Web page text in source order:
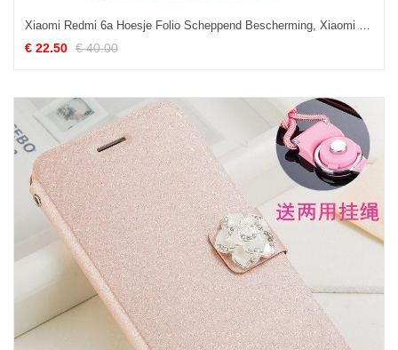
Xiaomi Redmi 6a Hoesje Folio Scheppend Bescherming, Xiaomi Redmi 6a Hoesje Persoonlijk Mobiele Telefoon
€ 22.50 € 40.00